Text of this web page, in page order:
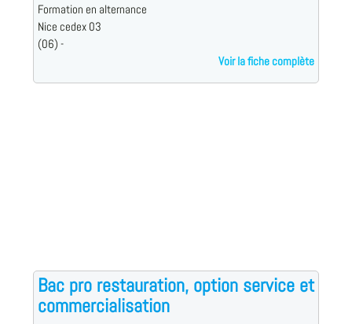
Formation en alternance
Nice cedex 03
(06) -
Voir la fiche complète
Bac pro restauration, option service et
commercialisation